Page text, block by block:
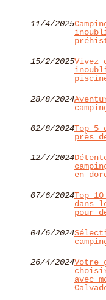
11/4/2025
15/2/2025Vivez
28/8/2024
02/8/2024Top 5
près
12/7/2024
en
07/6/2024Top
dans
pour
04/6/2024
26/4/2024Votre
avec